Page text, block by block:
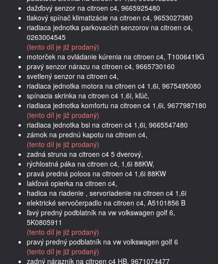
dažďový senzor na citroen c4, 9665925480
tlakový spínač klimatizácie na citroen c4, 9653027380
riadiaca jednotka parkovacích senzorov na citroen c4,
0263004545
(tento díl je již prodaný)
motorček na ovládanie kúrenia na citroen c4, T1006419G
pravý senzor nárazu na citroen c4, 9665730160
svetlený senzor na citroen c4,
riadiaca jednotka motora na citroen c4 1,6i, 9675495080
spínacia skrinka na citroen c4 1,6i, kľúč,
riadiaca jednotka komfortu na citroen c4 1,6i, 9677987180
(tento díl je již prodaný)
riadiaca jednotka bsi na citroen c4 1,6i, 9665547480
zámok na prednú kapotu na citroen c4,
(tento díl je již prodaný)
zadná struna na citroen c4 5 dverový,
rýchlostná páka na citroen c4, 1,6i 88KW,
pravá predná poloos na citroen c4 1,6i 88KW
lakťová opierka na citroen c4,
hadica na riadenie , servoriadenie na citroen c4 1,6i
elektrické servočerpadlo na citroen c4, A5101856 B
ľavý predný podblatník na vw volkswagen golf 6,
5K0805911
(tento díl je již prodaný)
pravý predný podblatník na vw volkswagen golf 6
(tento díl je již prodaný)
zadný nárazník na citroen c4 HB, 9671074477